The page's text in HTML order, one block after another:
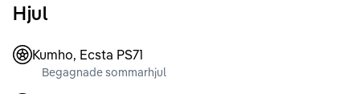
Hjul
Kumho, Ecsta PS71
Begagnade sommarhjul